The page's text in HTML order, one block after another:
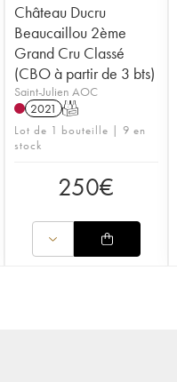
Château Ducru
Beaucaillou 2ème
Grand Cru Classé
(CBO à partir de 3 bts)
Saint-Julien AOC
2021 T
Lot de 1 bouteille | 9 en
stock
250€